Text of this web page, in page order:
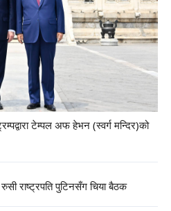
टेम्पल अफ हेभन (स्वर्ग मन्दिर)को
रुसी राष्ट्रपति पुटिनसँग चिया बैठक